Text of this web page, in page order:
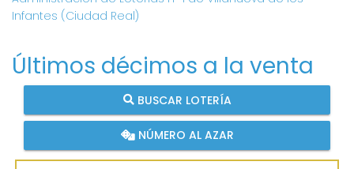
Infantes (Ciudad Real)
Últimos décimos a la venta
BUSCAR LOTERÍA
NÚMERO AL AZAR